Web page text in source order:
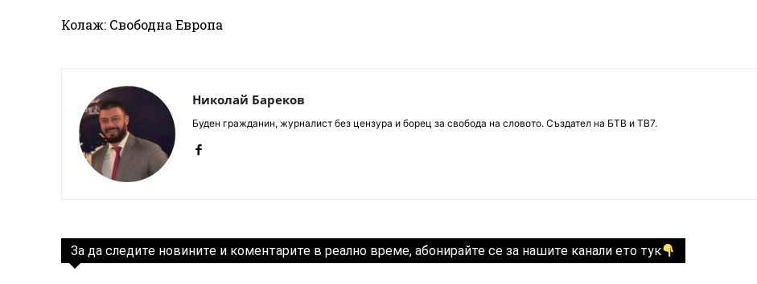
Колаж: Свободна Европа
Николай Бареков
Буден гражданин, журналист без цензура и борец за свобода на словото. Създател на БТВ и ТВ7.
За да следите новините и коментарите в реално време, абонирайте се за нашите канали ето тук